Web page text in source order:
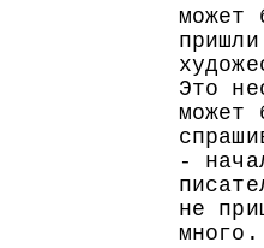
может
Это
может
-
не
много.